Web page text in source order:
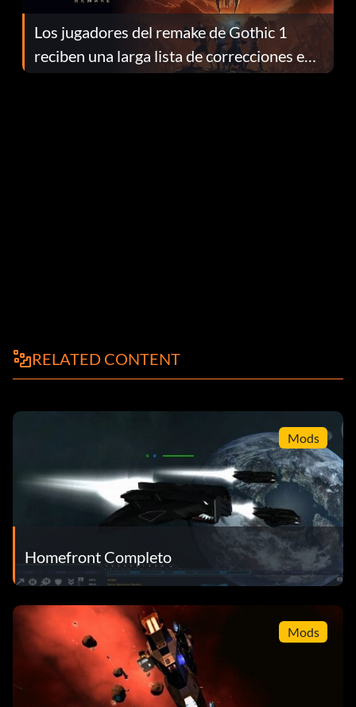
Los jugadores del remake de Gothic 1
reciben una larga lista de correcciones en
el parche 1.0.4
RELATED CONTENT
Mods
Homefront Completo
Mods